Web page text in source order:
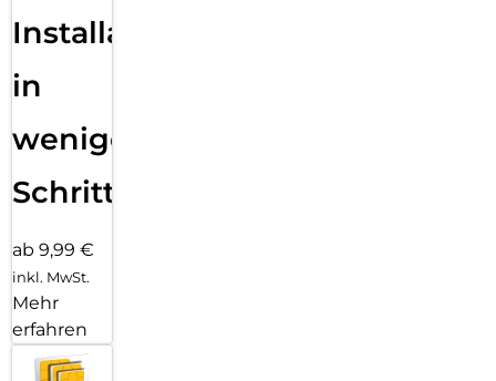
Installation
in
wenigen
Schritten
ab 9,99 €
inkl. MwSt.
Mehr
erfahren